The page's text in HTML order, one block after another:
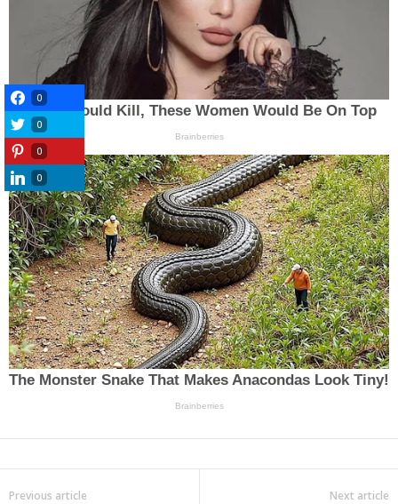
Previous article Next article
0
0
0
0